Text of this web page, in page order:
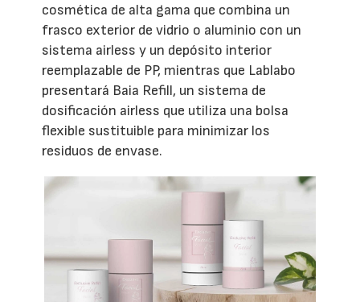
cosmética de alta gama que combina un
frasco exterior de vidrio o aluminio con un
sistema airless y un depósito interior
reemplazable de PP, mientras que Lablabo
presentará Baia Refill, un sistema de
dosificación airless que utiliza una bolsa
flexible sustituible para minimizar los
residuos de envase.